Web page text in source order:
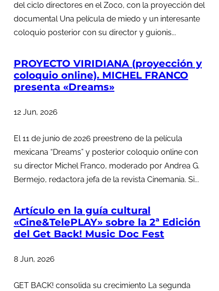
del ciclo directores en el Zoco, con la proyección del
documental Una película de miedo y un interesante
coloquio posterior con su director y guionis...
PROYECTO VIRIDIANA (proyección y
coloquio online). MICHEL FRANCO
presenta «Dreams»
12 Jun, 2026
El 11 de junio de 2026 preestreno de la película
mexicana “Dreams” y posterior coloquio online con
su director Michel Franco, moderado por Andrea G.
Bermejo, redactora jefa de la revista Cinemania. Si...
Artículo en la guía cultural
«Cine&TelePLAY» sobre la 2ª Edición
del Get Back! Music Doc Fest
8 Jun, 2026
GET BACK! consolida su crecimiento La segunda